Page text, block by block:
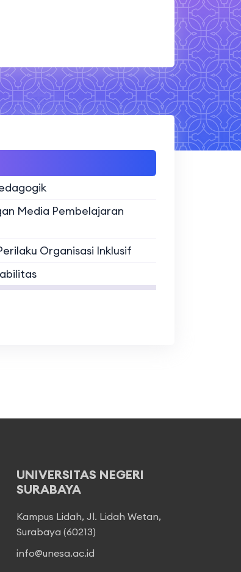
Media Pembelajaran
Organisasi Inklusif
UNIVERSITAS NEGERI
SURABAYA
Kampus Lidah, Jl. Lidah Wetan,
Surabaya (60213)
info@unesa.ac.id